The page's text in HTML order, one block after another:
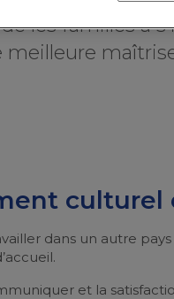
les familles à
culturel
dans un autre
et la